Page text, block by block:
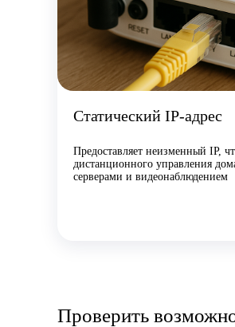
Статический IP-адрес
Предоставляет неизменный IP,
дистанционного управления
серверами и видеонаблюдением
Проверить